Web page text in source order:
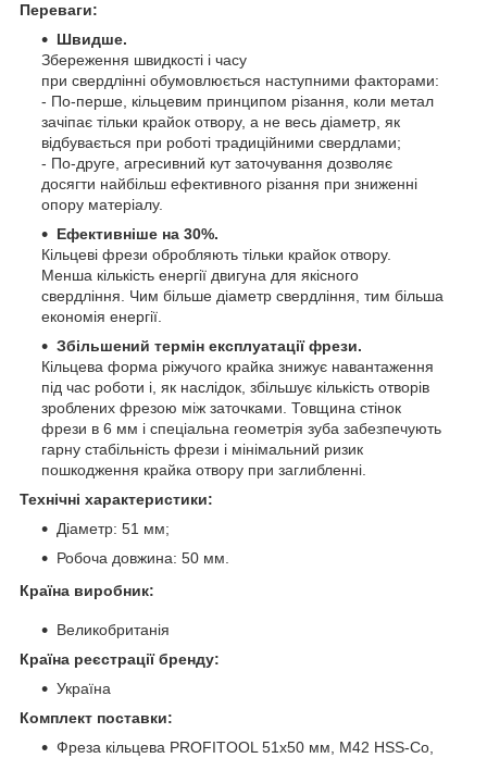
Переваги:
Швидше.
Збереження швидкості і часу
при свердлінні обумовлюється наступними факторами:
- По-перше, кільцевим принципом різання, коли метал
зачіпає тільки крайок отвору, а не весь діаметр, як
відбувається при роботі традиційними свердлами;
- По-друге, агресивний кут заточування дозволяє
досягти найбільш ефективного різання при зниженні
опору матеріалу.
Eфективніше на 30%.
Кільцеві фрези обробляють тільки крайок отвору.
Менша кількість енергії двигуна для якісного
свердління. Чим більше діаметр свердління, тим більша
економія енергії.
Збільшений термін експлуатації фрези.
Кільцева форма ріжучого крайка знижує навантаження
під час роботи і, як наслідок, збільшує кількість отворів
зроблених фрезою між заточками. Товщина стінок
фрези в 6 мм і спеціальна геометрія зуба забезпечують
гарну стабільність фрези і мінімальний ризик
пошкодження крайка отвору при заглибленні.
Технічні характеристики:
Діаметр: 51 мм;
Робоча довжина: 50 мм.
Країна виробник:
Великобританія
Країна реєстрації бренду:
Україна
Комплект поставки:
Фреза кільцева PROFITOOL 51х50 мм, M42 HSS-Co,